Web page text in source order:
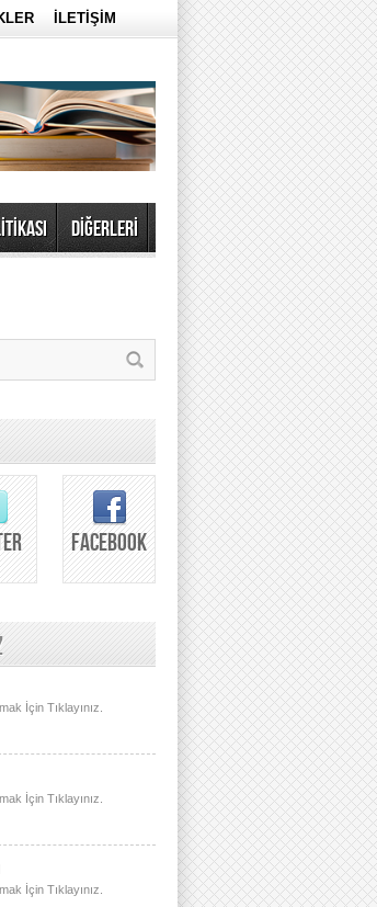
İLETİŞİM
DİĞERLERİ
FACEBOOK
İçin Tıklayınız.
İçin Tıklayınız.
İçin Tıklayınız.